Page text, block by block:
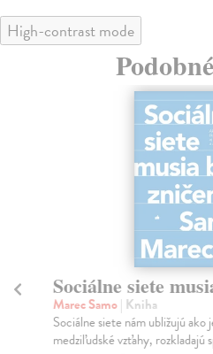
High-contrast mode
Sociálne siete
Marec Samo| Kniha
Sociálne siete nám ubližujú ako
medziľudské vzťahy, rozkladajú